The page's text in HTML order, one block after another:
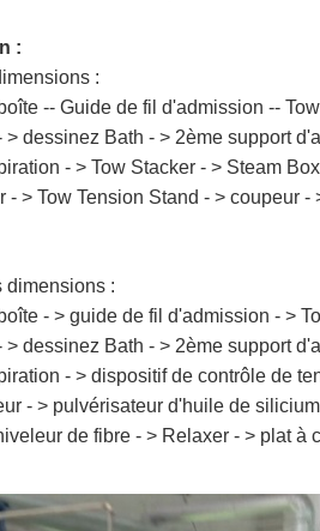
:
:
-- Guide de fil d'admission --
dessinez Bath - > 2ème support
- > Tow Stacker - > Steam
- > Tow Tension Stand - > coupeur
dimensions :
- > guide de fil d'admission - >
dessinez Bath - > 2ème support
- > dispositif de contrôle de
- > pulvérisateur d'huile de
de fibre - > Relaxer - > plat à